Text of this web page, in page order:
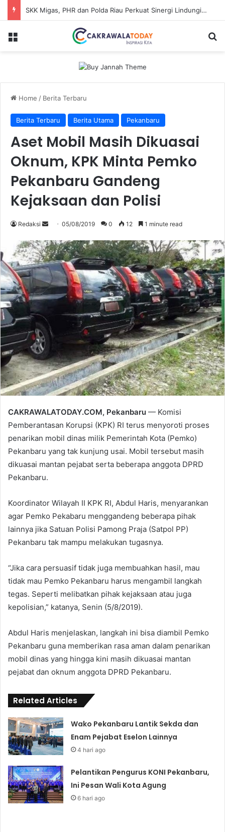
SKK Migas, PHR dan Polda Riau Perkuat Sinergi Lindungi Aset Negara demi Menjaga Ketahanan Energi Nasional
Menu
Home / Berita Terbaru
Berita Terbaru Berita Utama Pekanbaru
Aset Mobil Masih Dikuasai
Oknum, KPK Minta Pemko
Pekanbaru Gandeng
Kejaksaan dan Polisi
Redaksi
Send
email
05/08/2019 0 12 1 minute read
CAKRAWALATODAY.COM, Pekanbaru — Komisi
Pemberantasan Korupsi (KPK) RI terus menyoroti proses
penarikan mobil dinas milik Pemerintah Kota (Pemko)
Pekanbaru yang tak kunjung usai. Mobil tersebut masih
dikuasai mantan pejabat serta beberapa anggota DPRD
Pekanbaru.
Koordinator Wilayah II KPK RI, Abdul Haris, menyarankan
agar Pemko Pekabaru menggandeng beberapa pihak
lainnya jika Satuan Polisi Pamong Praja (Satpol PP)
Pekanbaru tak mampu melakukan tugasnya.
“Jika cara persuasif tidak juga membuahkan hasil, mau
tidak mau Pemko Pekanbaru harus mengambil langkah
tegas. Seperti melibatkan pihak kejaksaan atau juga
kepolisian,” katanya, Senin (5/8/2019).
Abdul Haris menjelaskan, langkah ini bisa diambil Pemko
Pekanbaru guna memberikan rasa aman dalam penarikan
mobil dinas yang hingga kini masih dikuasai mantan
pejabat dan oknum anggota DPRD Pekanbaru.
Related Articles
Wako Pekanbaru Lantik Sekda dan
Enam Pejabat Eselon Lainnya
4 hari ago
Pelantikan Pengurus KONI Pekanbaru,
Ini Pesan Wali Kota Agung
6 hari ago